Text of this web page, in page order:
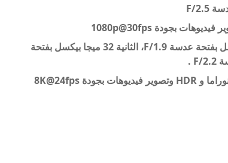
1080p@30fps
الكاميرا الخلفية: ثلاثية الأولى بدقة 50 ميجا بيكسل بفتحة عدسة F/1.9، الثانية 32 ميجا بيكسل بفتحة
.
8K@24fps